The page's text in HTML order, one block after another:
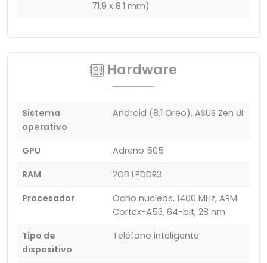
71.9 x 8.1 mm)
Hardware
Sistema
operativo
Android (8.1 Oreo), ASUS Zen UI
GPU
Adreno 505
RAM
2GB LPDDR3
Procesador
Ocho nucleos, 1400 MHz, ARM
Cortex-A53, 64-bit, 28 nm
Tipo de
dispositivo
Teléfono inteligente